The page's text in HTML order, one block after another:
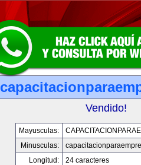
Vendido!
Mayusculas:
Minusculas:
Longitud:
24 caracteres